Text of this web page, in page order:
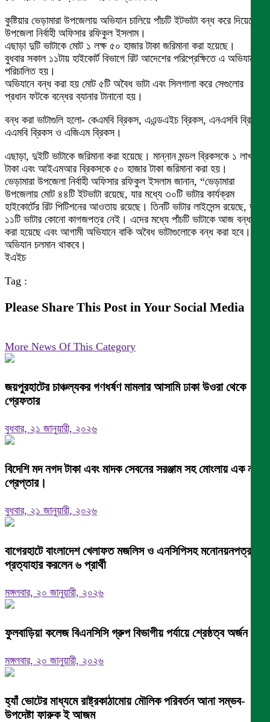
কুষ্টিয়ার ভেড়ামারা উপজেলায় অভিযান চালিয়ে পাঁচটি ইটভাটা বন্ধ করে দিয়েছেন
উপজেলা নির্বাহী অফিসার রফিকুল ইসলাম।
এছাড়া দুটি ভাটাকে মোট ১ লক্ষ ৫০ হাজার টাকা জরিমানা করা হয়েছে।
বুধবার সকাল ১১টায় হাইকোর্ট বিভাগে রিট আদেশের পরিপ্রেক্ষিতে এ অভিযান
পরিচালিত হয়।
অভিযানে বন্ধ করা হয় মোট ৫টি অবৈধ ভাটা এবং সিলগালা করে সেগুলোর
প্রধান ফটকে বন্ধের ব্যানার টানানো হয়।
বন্ধ করা ভাটাগুলি হলো- কেএমবি ব্রিকস, এএন্ডএইচ ব্রিকস, এনএসবি ব্রিকস,
এএমবি ব্রিকস ও এজিএম ব্রিকস।
এছাড়া, দুইটি ভাটাকে জরিমানা করা হয়েছে। মান্নান মন্ডল ব্রিকসকে ১ লাখ
টাকা এবং আইএমআর ব্রিকসকে ৫০ হাজার টাকা জরিমানা করা হয়।
ভেড়ামারা উপজেলা নির্বাহী অফিসার রফিকুল ইসলাম জানান, “ভেড়ামারা
উপজেলায় মোট ৪৪টি ইটভাটা রয়েছে, যার মধ্যে ৩০টি ভাটার কার্যক্রম
হাইকোর্টের রিট পিটিশনের আওতায় রয়েছে। তিনটি ভাটার লাইসেন্স রয়েছে, তবে
১১টি ভাটার কোনো কাগজপত্র নেই। এদের মধ্যে পাঁচটি ভাটাকে আজ বন্ধ
করা হয়েছে এবং আগামী অভিযানে বাকি অবৈধ ভাটাগুলোকে বন্ধ করা হবে। এই
অভিযান চলমান থাকবে।
ইএইচ
Tag :
Please Share This Post in Your Social Media
More News Of This Category
জয়পুরহাটের চাঞ্চল্যকর গণধর্ষণ মামলার আসামি ঢাকা উওরা থেকে
গ্রেফতার
বুধবার, ২১ জানুয়ারী, ২০২৬
বিদেশি মদ নগদ টাকা এবং মাদক সেবনের সরঞ্জাম সহ মোংলায় এক নারী
গ্রেপ্তার।
বুধবার, ২১ জানুয়ারী, ২০২৬
বাগেরহাটে বাংলাদেশ খেলাফত মজলিস ও এনসিপিসহ মনোনয়নপত্র
প্রত্যাহার করলেন ৬ প্রার্থী
মঙ্গলবার, ২০ জানুয়ারী, ২০২৬
ফুলবাড়িয়া কলেজ বিএনসিসি গ্রুপ বিভাগীয় পর্যায়ে শ্রেষ্ঠত্ব অর্জন।
মঙ্গলবার, ২০ জানুয়ারী, ২০২৬
হ্যাঁ ভোটের মাধ্যমে রাষ্ট্রকাঠামোয় মৌলিক পরিবর্তন আনা সম্ভব-
উপদেষ্টা ফারুক ই আজম